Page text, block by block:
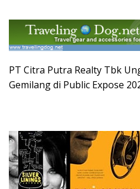
PT Citra Putra Realty Tbk
Gemilang di Public Expose